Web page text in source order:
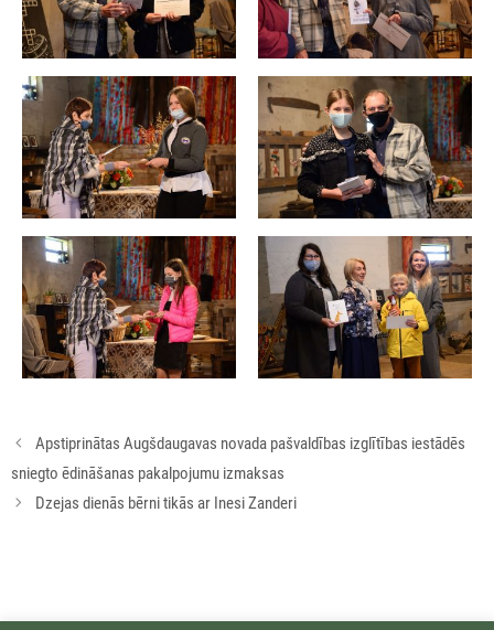
Rakstu
navigācija
Apstiprinātas Augšdaugavas novada pašvaldības izglītības iestādēs
sniegto ēdināšanas pakalpojumu izmaksas
Dzejas dienās bērni tikās ar Inesi Zanderi